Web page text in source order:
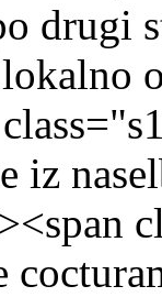
drugi
iz